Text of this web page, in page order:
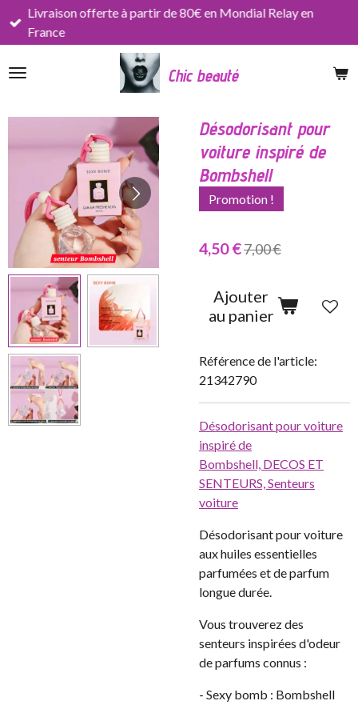
Passer
principal
Chic beauté
Livraison offerte à partir de 80€ en Mondial Relay en
France
Désodorisant pour
voiture inspiré de
Bombshell
Promotion !
4,50 €7,00 €
Ajouter
au panier
Référence de l'article:
21342790
Désodorisant pour voiture
inspiré de
Bombshell, DECOS ET
SENTEURS,Senteurs
voiture
Désodorisant pour voiture
aux huiles essentielles
parfumées et de parfum
longue durée.
Vous trouverez des
senteurs inspirées d'odeur
de parfums connus :
- Sexy bomb : Bombshell